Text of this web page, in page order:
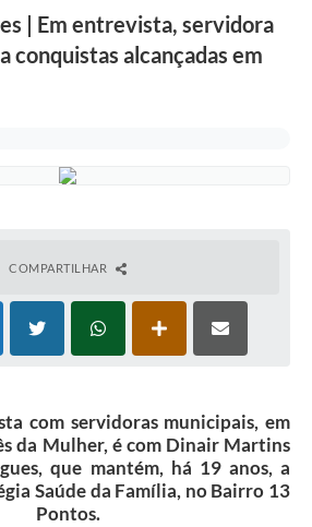
| Em entrevista, servidora
conquistas alcançadas em
COMPARTILHAR
com servidoras municipais, em
da Mulher, é com Dinair Martins
que mantém, há 19 anos, a
Saúde da Família, no Bairro 13
Pontos.